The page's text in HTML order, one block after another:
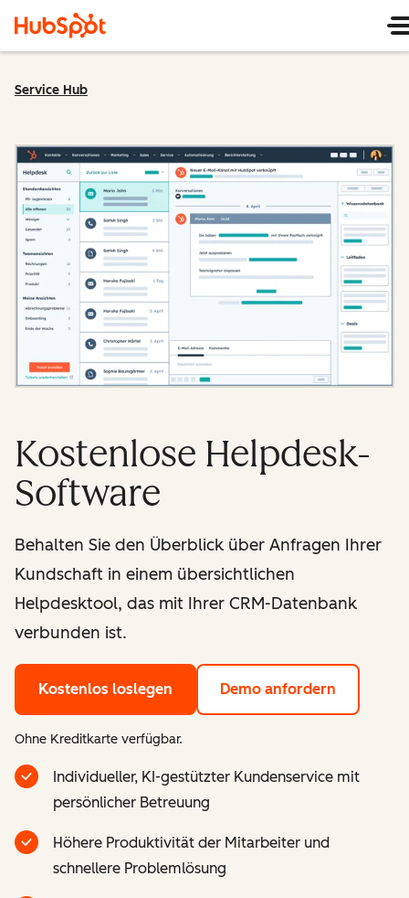
Service Hub
Kostenlose Helpdesk-
Software
Behalten Sie den Überblick über Anfragen Ihrer
Kundschaft in einem übersichtlichen
Helpdesktool, das mit Ihrer CRM-Datenbank
verbunden ist.
Kostenlos loslegen Demo anfordern
Ohne Kreditkarte verfügbar.
Individueller, KI-gestützter Kundenservice mit
persönlicher Betreuung
Höhere Produktivität der Mitarbeiter und
schnellere Problemlösung